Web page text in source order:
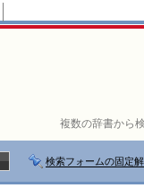
複数の辞書から
検索フォームの固定